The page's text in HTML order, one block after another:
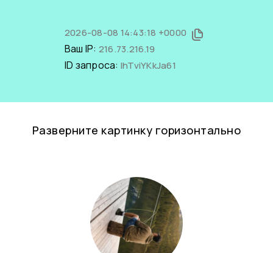
2026-08-08 14:43:18 +0000
Ваш IP: 216.73.216.19
ID запроса: IhTviYKkJa61
Разверните картинку горизонтально